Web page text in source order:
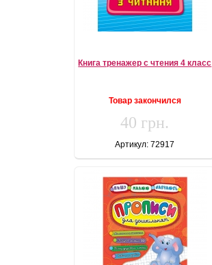
Книга тренажер с чтения 4 класс
Товар закончился
40 грн.
Артикул: 72917